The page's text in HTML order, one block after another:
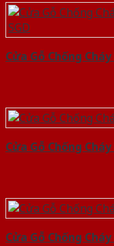
Cửa Gỗ Chống
Cửa Gỗ Chống
Cửa Gỗ Chống